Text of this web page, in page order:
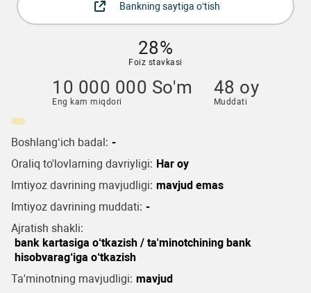
Bankning saytiga o‘tish
28%
Foiz stavkasi
10 000 000 So'm
Eng kam miqdori
48 oy
Muddati
Boshlang‘ich badal: -
Oraliq to'lovlarning davriyligi: Har oy
Imtiyoz davrining mavjudligi: mavjud emas
Imtiyoz davrining muddati: -
Ajratish shakli:
bank kartasiga o‘tkazish / ta'minotchining bank
hisobvarag‘iga o‘tkazish
Ta'minotning mavjudligi: mavjud